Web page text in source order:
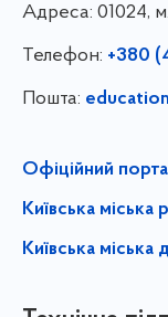
Адреса: 01024,
Телефон: +380
Пошта:
Офіційний
Київська міська
Київська міська